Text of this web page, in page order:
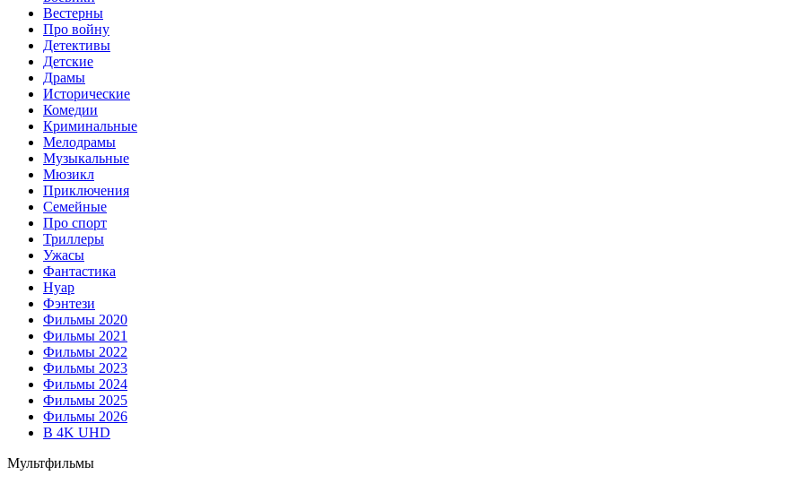
Вестерны
Про войну
Детективы
Детские
Драмы
Исторические
Комедии
Криминальные
Мелодрамы
Музыкальные
Мюзикл
Приключения
Семейные
Про спорт
Триллеры
Ужасы
Фантастика
Нуар
Фэнтези
Фильмы 2020
Фильмы 2021
Фильмы 2022
Фильмы 2023
Фильмы 2024
Фильмы 2025
Фильмы 2026
В 4K UHD
Мультфильмы